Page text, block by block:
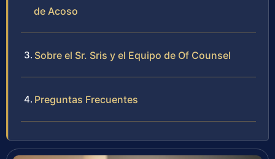
de Acoso
Sobre el Sr. Sris y el Equipo de Of Counsel
Preguntas Frecuentes